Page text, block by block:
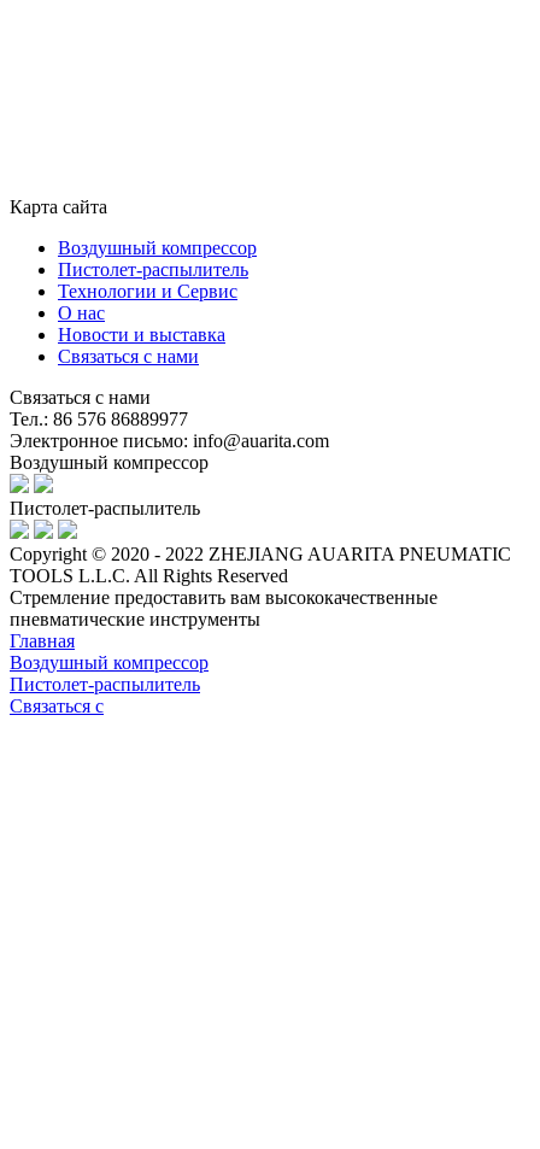
Карта сайта
Воздушный компрессор
Пистолет-распылитель
Технологии и Сервис
О нас
Новости и выставка
Связаться с нами
Связаться с нами
Тел.: 86 576 86889977
Электронное письмо: info@auarita.com
Воздушный компрессор
Пистолет-распылитель
Copyright © 2020 - 2022 ZHEJIANG AUARITA PNEUMATIC
TOOLS L.L.C. All Rights Reserved
Стремление предоставить вам высококачественные
пневматические инструменты
Главная
Воздушный компрессор
Пистолет-распылитель
Связаться с